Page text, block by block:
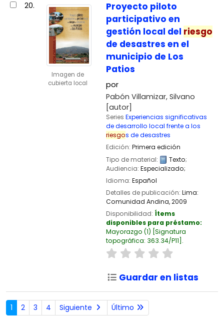
20.
Imagen de
cubierta local
Proyecto piloto
participativo en
gestión local del riesgo
de desastres en el
municipio de Los
Patios
por
Pabón Villamizar, Silvano
[autor]
Series Experiencias significativas
de desarrollo local frente a los
riesgos de desastres
Edición: Primera edición
Tipo de material:
Texto;
Audiencia: Especializado;
Idioma: Español
Detalles de publicación: Lima:
Comunidad Andina,2009
Disponibilidad: Ítems
disponibles para préstamo:
Mayorazgo (1) Signatura
topográfica: 363.34/P11 .
Guardar en listas
1 2 3 4 Siguiente Último